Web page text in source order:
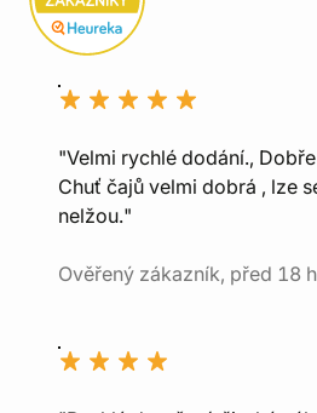
"Velmi rychlé dodání.,
Chuť čajů velmi dobrá , lze
nelžou."
Ověřený zákazník, před 18